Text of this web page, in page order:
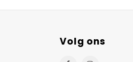
Volg ons